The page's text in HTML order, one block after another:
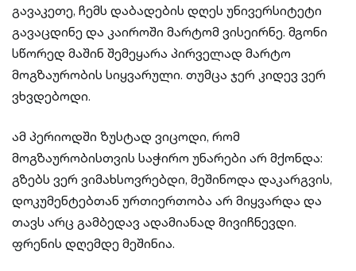
გავაკეთე, ჩემს დაბადების დღეს უნივერსიტეტი
გავაცდინე და კაიროში მარტომ ვისეირნე. მგონი
სწორედ მაშინ შემეყარა პირველად მარტო
მოგზაურობის სიყვარული. თუმცა ჯერ კიდევ ვერ
ვხვდებოდი.
ამ პერიოდში ზუსტად ვიცოდი, რომ
მოგზაურობისთვის საჭირო უნარები არ მქონდა:
გზებს ვერ ვიმახსოვრებდი, მეშინოდა დაკარგვის,
დოკუმენტებთან ურთიერთობა არ მიყვარდა და
თავს არც გამბედავ ადამიანად მივიჩნევდი.
ფრენის დღემდე მეშინია.